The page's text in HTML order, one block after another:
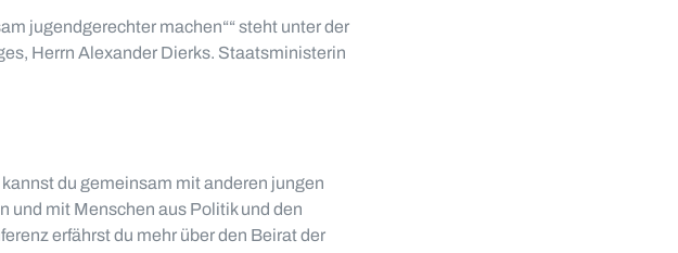
jugendgerechter machen““ steht unter der
Herrn Alexander Dierks. Staatsministerin
du gemeinsam mit anderen jungen
und mit Menschen aus Politik und den
erfährst du mehr über den Beirat der